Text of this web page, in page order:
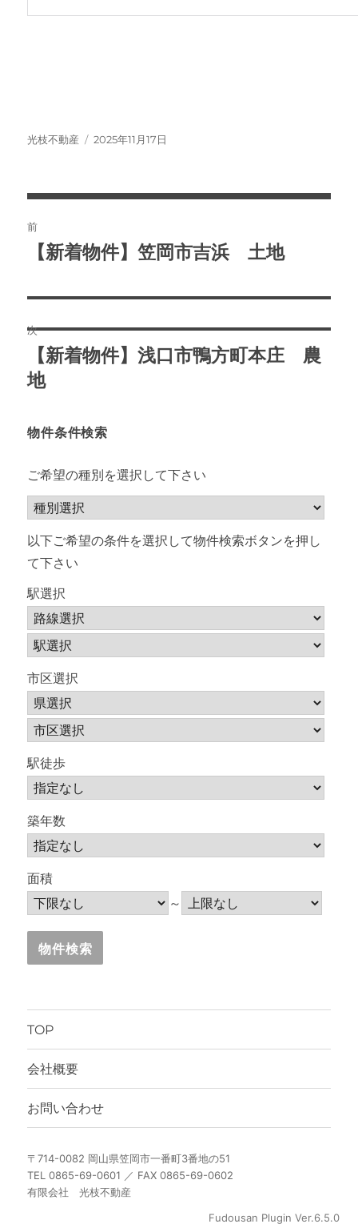
投
光枝不動産
投
2025年11月17日
稿
ゲ
ー
ョ
ン
前
投
【新着物件】笠岡市吉浜 土地
次
の
【新着物件】浅口市鴨方町本庄 農
地
物件条件検索
ご希望の種別を選択して下さい
以下ご希望の条件を選択して物件検索ボタンを押し
て下さい
駅選択
市区選択
駅徒歩
築年数
面積
～
TOP
会社概要
お問い合わせ
〒714-0082 岡山県笠岡市一番町3番地の51
TEL 0865-69-0601 ／ FAX 0865-69-0602
有限会社 光枝不動産
Fudousan Plugin Ver.6.5.0